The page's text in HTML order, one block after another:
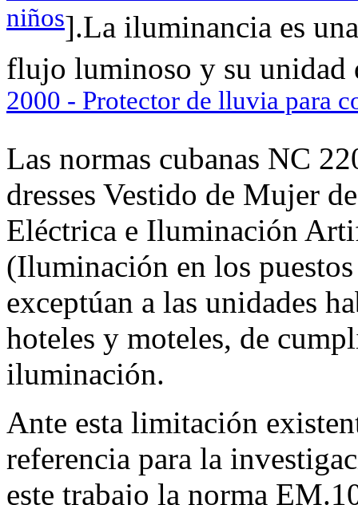
niños].La iluminancia es
flujo luminoso y su unidad
2000 - Protector de lluvia para
Las normas cubanas NC
dresses Vestido de Mujer
Eléctrica e Iluminación
(Iluminación en los
exceptúan a las unidades
hoteles y moteles, de
iluminación.
Ante esta limitación
referencia para la
este trabajo la norma